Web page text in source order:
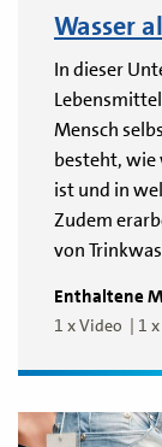
Wasser
In dieser
Mensch
besteht,
ist und in
Zudem
von
Enthaltene
1 x Video 1